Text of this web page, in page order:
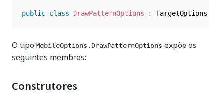
public class DrawPatternOptions :
O tipo MobileOptions.DrawPatternOptions expõe os
seguintes membros:
Construtores